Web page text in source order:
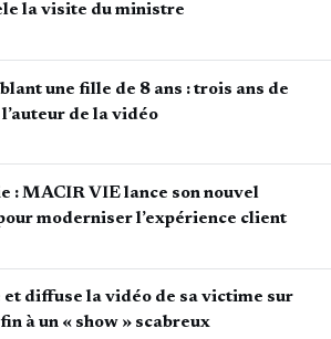
la visite du ministre
une fille de 8 ans : trois ans de
de la vidéo
: MACIR VIE lance son nouvel
moderniser l’expérience client
diffuse la vidéo de sa victime sur
à un « show » scabreux